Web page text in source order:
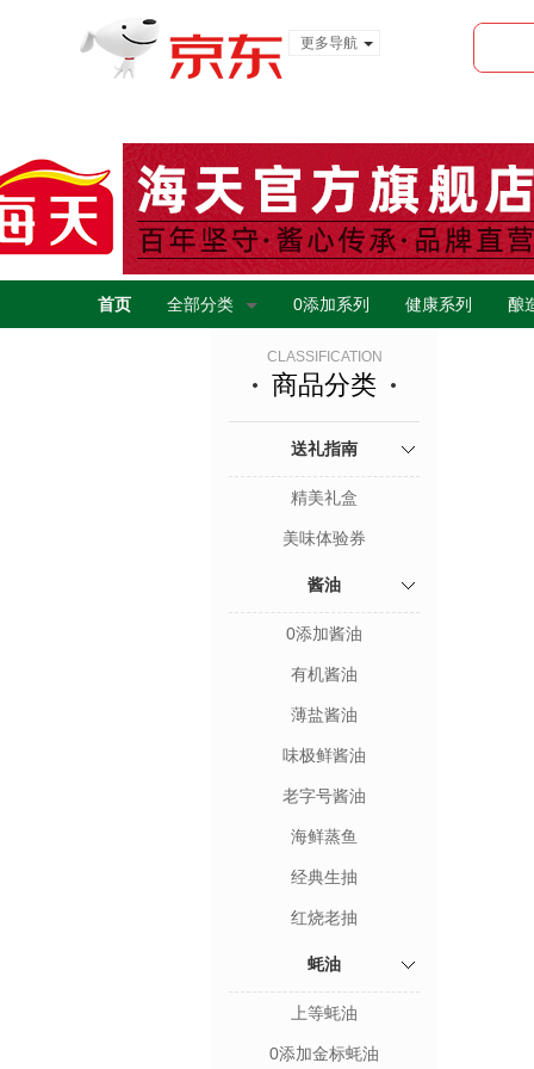
更多导航
首页 全部分类 0添加系列 健康系列 酿
CLASSIFICATION
商品分类
送礼指南
精美礼盒
美味体验券
酱油
0添加酱油
有机酱油
薄盐酱油
味极鲜酱油
老字号酱油
海鲜蒸鱼
经典生抽
红烧老抽
蚝油
上等蚝油
0添加金标蚝油